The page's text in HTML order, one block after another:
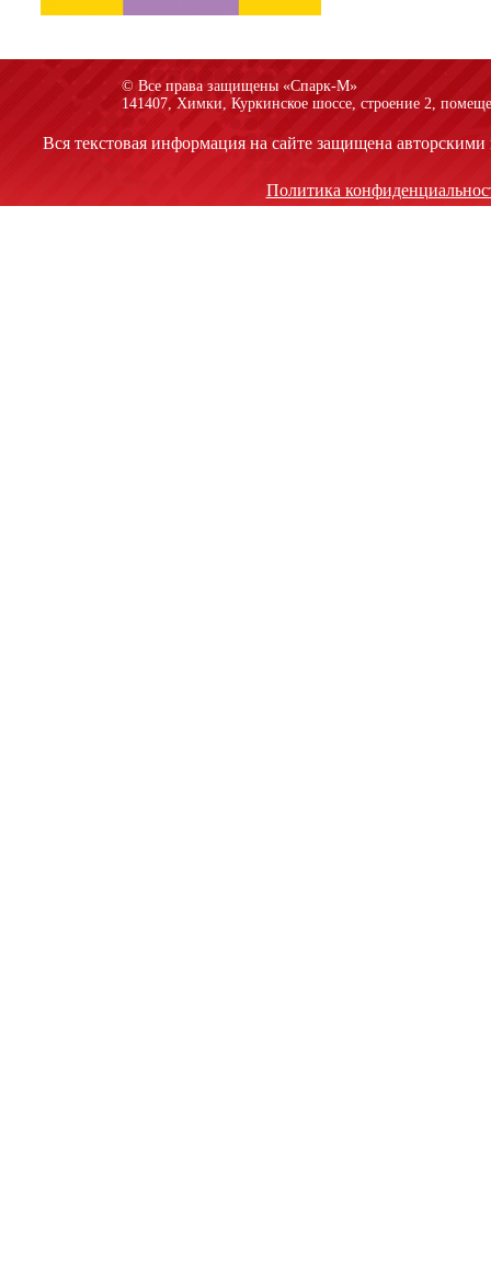
© Все права защищены «Спарк-M»
141407, Химки, Куркинское шоссе, строение 2,
Вся текстовая информация на сайте защищена
Политика